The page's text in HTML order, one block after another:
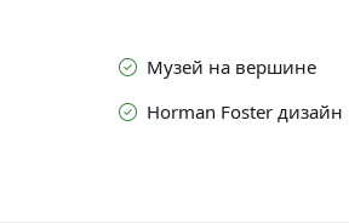
Музей на вершине
Нorman Foster дизайн